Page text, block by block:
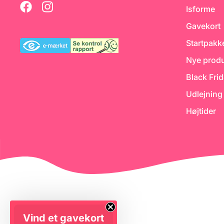
flødestabilisator, hvor der
indgår sukker, smag (med
eller kaffe (i "Cappuccino"),
hvilket giver den mest
Isforme
Gavekort
Nye
Black
Udlejning
Højtider
Vind et gavekort